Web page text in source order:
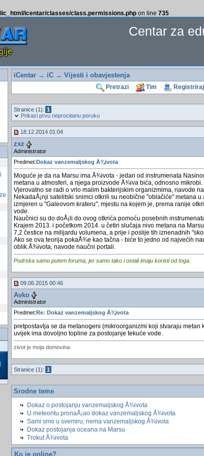
icentar/classes/class.permissions.php on line 735
Centar za
iCentar→ iC→ Vijesti i obavjestenja
Pretrazi Tim
Stranice (1): 1
Prikazi prvu neprocitanu poruku
18.12.2014 01:04
zxz
Administrator
Predmet:Dokaz vanzemaljskog Å¾ivota
Moguće je da na Marsu ima Å¾ivota - jedan od instrumenata
metana u atmosferi, a njega proizvode Å¾iva bića, odnosno mikrobi.
Vjerovatno se radi o vrlo malim bakterijskim organizmima, navode
NekadaÅ¡nji satelitski snimci otkrili su neobične "oblačiće" metana
izmjeren u "Galeovom krateru", mjestu na kojem je, prema ranije
vode.
Naučnici su do doÅ¡li do ovog otkrića pomoću posebnih
Krajem 2013. i početkom 2014. u četiri slučaja nivo metana na
7,2 čestice na milijardu volumena, a prije i poslije tih iznenadnih
Ako se ova teorija pokaÅ¾e kao tačna - biće to jedno od najvećih
oblik Å¾ivota, navode naučni portali.
Podrska samo putem foruma, jer samo tako i ostali imaju koristi od toga.
09.06.2015 00:46
Avko
Administrator
Predmet: Re: Dokaz vanzemaljskog Å¾ivota
pretpostavlja se da metanogeni (mikroorganizmi koji stvaraju
uvijek ima dovoljno topline za postojanje tekuće vode.
zivot je moja domovina.
Stranice (1): 1
Srodne teme
Dokaz o postojanju vanzemaljskog Å¾ivota
U meteoritu pronaÅ¡ao dokaz vanzemaljskog Å¾ivota
Sami smo u svemiru, nema vanzemaljskog Å¾ivota
Dokaz postojanja oceana na Marsu
Trokut Å¾ivota
Ko je online?